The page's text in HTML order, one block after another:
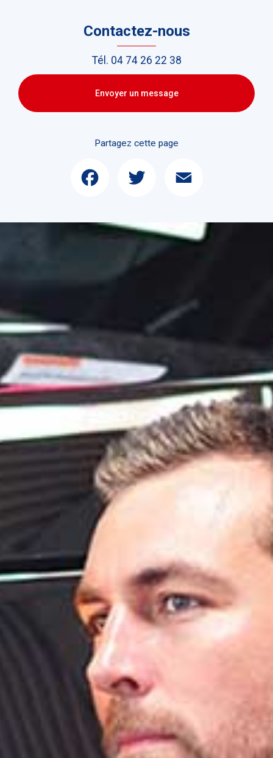
Contactez-nous
Tél. 04 74 26 22 38
Envoyer un message
Partagez cette page